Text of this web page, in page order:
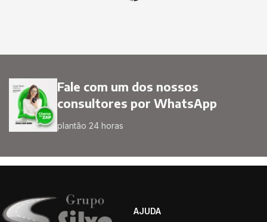
Fale com um dos nossos
consultores por WhatsApp
plantão 24 horas
AJUDA